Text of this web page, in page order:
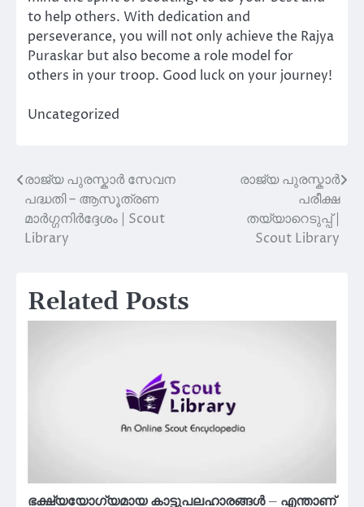
to help others. With dedication and
perseverance, you will not only achieve the Rajya
Puraskar but also become a role model for
others in your troop. Good luck on your journey!
Uncategorized
Post
navigation
രാജ്യ പുരസ്കാർ സേവന
പദ്ധതി – ആസൂത്രണ
മാർഗ്ഗനിർദ്ദേശം | Scout
Library
രാജ്യ പുരസ്കാർ
പരീക്ഷ
തയ്യാറെടുപ്പ് |
Scout Library
Related Posts
ഭക്ഷ്യയോഗ്യമായ കാട്ടുപലഹാരങ്ങൾ – എന്താണ്